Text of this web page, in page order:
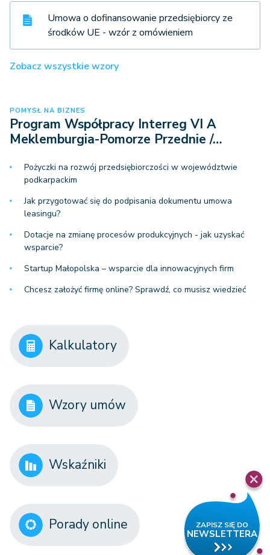
Umowa o dofinansowanie przedsiębiorcy ze
środków UE - wzór z omówieniem
Zobacz wszystkie wzory
POMYSŁ NA BIZNES
Program Współpracy Interreg VI A
Meklemburgia-Pomorze Przednie /…
Pożyczki na rozwój przedsiębiorczości w województwie
podkarpackim
Jak przygotować się do podpisania dokumentu umowa
leasingu?
Dotacje na zmianę procesów produkcyjnych - jak uzyskać
wsparcie?
Startup Małopolska – wsparcie dla innowacyjnych firm
Chcesz założyć firmę online? Sprawdź, co musisz wiedzieć
Kalkulatory
Wzory umów
Wskaźniki
Porady online